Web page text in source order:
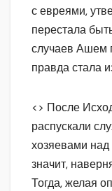
с евреями,
перестала
случаев Ашем
правда стала
<> После
распускали
хозяевами
значит,
Тогда, желая